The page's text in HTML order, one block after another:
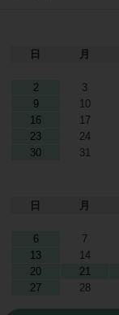
日
月
2
3
9
10
16
17
23
24
30
31
日
月
6
7
13
14
20
21
27
28